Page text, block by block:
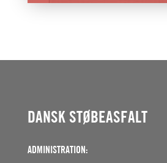
DANSK STØBEASFALT
ADMINISTRATION: